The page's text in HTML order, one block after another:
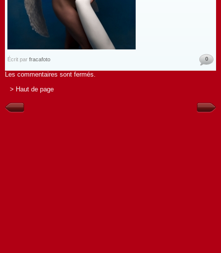
Écrit par fracafoto 0
Les commentaires sont fermés.
> Haut de page